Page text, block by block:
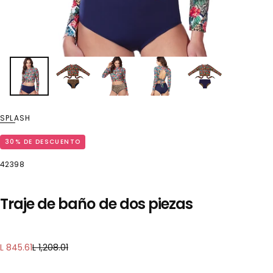
SPLASH
30 % DE DESCUENTO
42398
Traje de baño de dos piezas
Precio
Precio
L 845.61L 1,208.01